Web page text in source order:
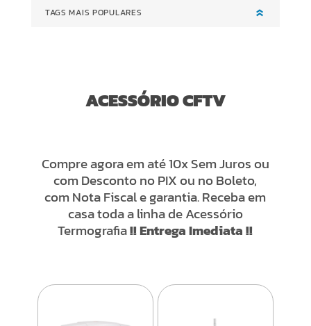
TAGS MAIS POPULARES
ACESSÓRIO CFTV
Compre agora em até 10x Sem Juros ou
com Desconto no PIX ou no Boleto,
com Nota Fiscal e garantia. Receba em
casa toda a linha de Acessório
Termografia!! Entrega Imediata !!